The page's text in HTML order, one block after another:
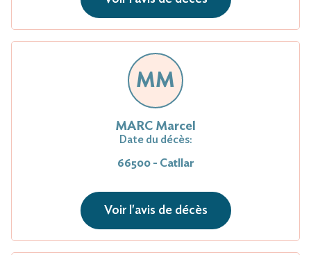
MM
MARC Marcel
Date du décès:
66500 - Catllar
Voir l'avis de décès